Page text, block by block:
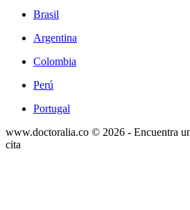
Brasil
Argentina
Colombia
Perú
Portugal
www.doctoralia.co © 2026 - Encuentra
cita